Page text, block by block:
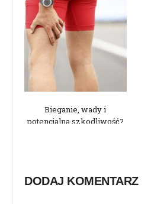
Bieganie, wady i
potencjalna szkodliwość?
DODAJ KOMENTARZ